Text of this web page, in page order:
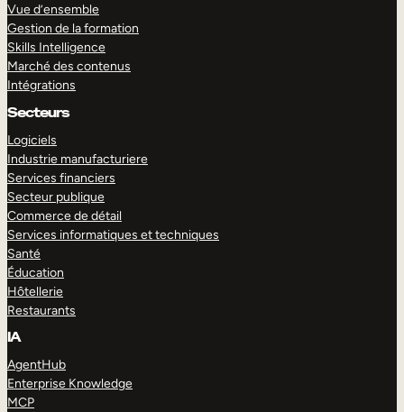
Vue d’ensemble
Gestion de la formation
Skills Intelligence
Marché des contenus
Intégrations
Secteurs
Logiciels
Industrie manufacturiere
Services financiers
Secteur publique
Commerce de détail
Services informatiques et techniques
Santé
Éducation
Hôtellerie
Restaurants
IA
AgentHub
Enterprise Knowledge
MCP